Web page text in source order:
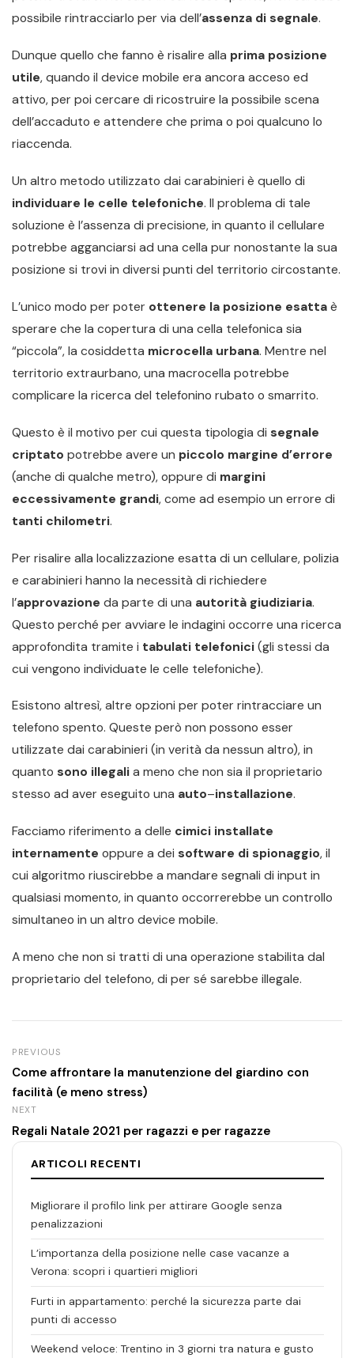
possibile rintracciarlo per via dell’assenza di segnale.
Dunque quello che fanno è risalire alla prima posizione
utile, quando il device mobile era ancora acceso ed
attivo, per poi cercare di ricostruire la possibile scena
dell’accaduto e attendere che prima o poi qualcuno lo
riaccenda.
Un altro metodo utilizzato dai carabinieri è quello di
individuare le celle telefoniche. Il problema di tale
soluzione è l’assenza di precisione, in quanto il cellulare
potrebbe agganciarsi ad una cella pur nonostante la sua
posizione si trovi in diversi punti del territorio circostante.
L’unico modo per poter ottenere la posizione esattaè
sperare che la copertura di una cella telefonica sia
“piccola”, la cosiddetta microcella urbana. Mentre nel
territorio extraurbano, una macrocella potrebbe
complicare la ricerca del telefonino rubato o smarrito.
Questo è il motivo per cui questa tipologia di segnale
criptato potrebbe avere un piccolo margine d’errore
(anche di qualche metro), oppure di margini
eccessivamente grandi, come ad esempio un errore di
tanti chilometri.
Per risalire alla localizzazione esatta di un cellulare, polizia
e carabinieri hanno la necessità di richiedere
l’approvazione da parte di una autorità giudiziaria.
Questo perché per avviare le indagini occorre una ricerca
approfondita tramite i tabulati telefonici(gli stessi da
cui vengono individuate le celle telefoniche).
Esistono altresì, altre opzioni per poter rintracciare un
telefono spento. Queste però non possono esser
utilizzate dai carabinieri (in verità da nessun altro), in
quanto sono illegalia meno che non sia il proprietario
stesso ad aver eseguito una auto–installazione.
Facciamo riferimento a delle cimici installate
internamente oppure a dei software di spionaggio, il
cui algoritmo riuscirebbe a mandare segnali di input in
qualsiasi momento, in quanto occorrerebbe un controllo
simultaneo in un altro device mobile.
A meno che non si tratti di una operazione stabilita dal
proprietario del telefono, di per sé sarebbe illegale.
PREVIOUS
Come affrontare la manutenzione del giardino con
facilità (e meno stress)
NEXT
Regali Natale 2021 per ragazzi e per ragazze
ARTICOLI RECENTI
Migliorare il profilo link per attirare Google senza
penalizzazioni
L’importanza della posizione nelle case vacanze a
Verona: scopri i quartieri migliori
Furti in appartamento: perché la sicurezza parte dai
punti di accesso
Weekend veloce: Trentino in 3 giorni tra natura e gusto